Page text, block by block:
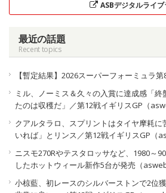
ASBデジタルライブ
最近の話題
Recent topics
【暫定結果】2026スーパーフォーミュラ
ミル、ノーミス＆久々の入賞に達成感「
たのは収穫だ」／第12戦イギリスGP（
クアルタラロ、スプリントはタイヤ摩耗
いれば」とリンス／第12戦イギリスGP（
ニスモ270Rやテスタロッサなど、1980～
したホットウィール新作5台が発売（asweb
小椋藍、初レースのシルバーストンで2位